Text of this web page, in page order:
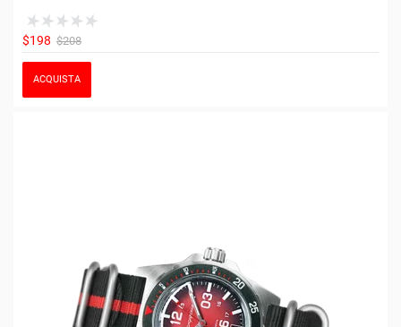
$198 $208
ACQUISTA